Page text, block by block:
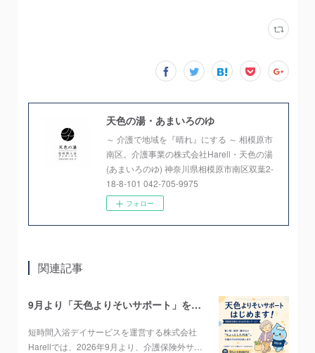
天色の湯・あまいろのゆ
～ 介護で地域を『晴れ』にする ～ 相模原市
南区。介護事業の株式会社Harell・天色の湯
(あまいろのゆ) 神奈川県相模原市南区双葉2-
18-8-101 042-705-9975
フォロー
関連記事
9月より「天色よりそいサポート」をスタートします！
短時間入浴デイサービスを運営する株式会社
Harellでは、2026年9月より、介護保険外サ…